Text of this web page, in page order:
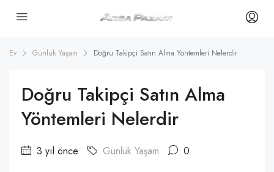
Ev Günlük Yaşam Doğru Takipçi Satın Alma Yöntemleri Nelerdir
Doğru Takipçi Satın Alma
Yöntemleri Nelerdir
3 yıl önce Günlük Yaşam 0